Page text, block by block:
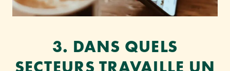
3. DANS QUELS